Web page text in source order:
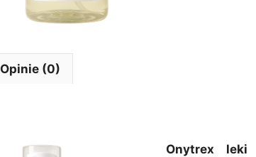
Opinie (0)
Onytrex leki